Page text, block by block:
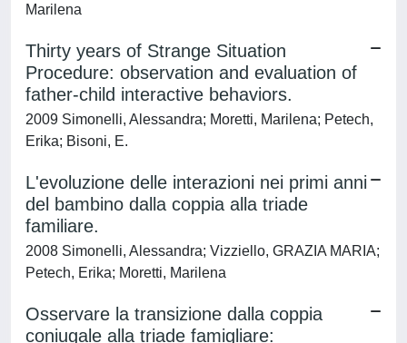
Marilena
Thirty years of Strange Situation
Procedure: observation and evaluation of
father-child interactive behaviors.
2009 Simonelli, Alessandra; Moretti, Marilena; Petech,
Erika; Bisoni, E.
L'evoluzione delle interazioni nei primi anni
del bambino dalla coppia alla triade
familiare.
2008 Simonelli, Alessandra; Vizziello, GRAZIA MARIA;
Petech, Erika; Moretti, Marilena
Osservare la transizione dalla coppia
coniugale alla triade famigliare: